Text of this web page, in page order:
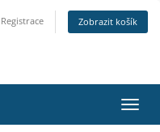
Registrace Zobrazit košík